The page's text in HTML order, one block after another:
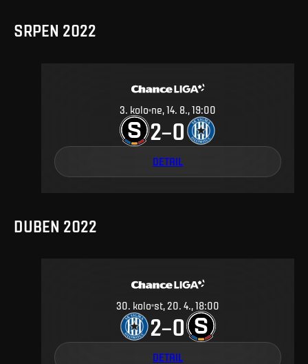
SRPEN 2022
3. kolo ne, 14. 8., 19:00
2–0
DETAIL
DUBEN 2022
30. kolo st, 20. 4., 18:00
2–0
DETAIL